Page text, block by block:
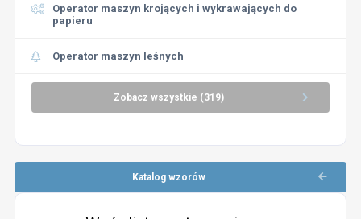
Operator maszyn krojących i wykrawających do
papieru
Operator maszyn leśnych
Zobacz wszystkie (319)
Katalog wzorów